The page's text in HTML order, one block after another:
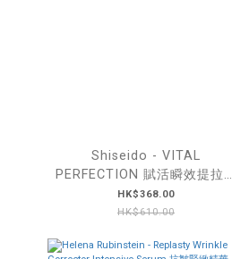
Shiseido - VITAL
PERFECTION 賦活瞬效提拉眼
膜 12對
HK$368.00
HK$610.00